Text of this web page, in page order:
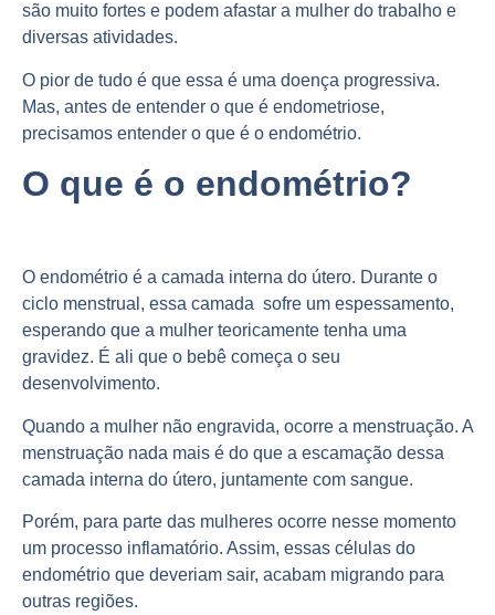
são muito fortes e podem afastar a mulher do trabalho e
diversas atividades.
O pior de tudo é que essa é uma doença progressiva.
Mas, antes de entender o que é endometriose,
precisamos entender o que é o endométrio.
O que é o endométrio?
O endométrio é a camada interna do útero. Durante o
ciclo menstrual, essa camada sofre um espessamento,
esperando que a mulher teoricamente tenha uma
gravidez. É ali que o bebê começa o seu
desenvolvimento.
Quando a mulher não engravida, ocorre a menstruação. A
menstruação nada mais é do que a escamação dessa
camada interna do útero, juntamente com sangue.
Porém, para parte das mulheres ocorre nesse momento
um processo inflamatório. Assim, essas células do
endométrio que deveriam sair, acabam migrando para
outras regiões.